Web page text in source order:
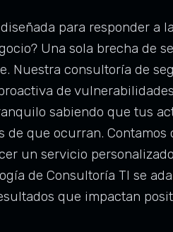
para responder a
Una sola brecha de
Nuestra consultoría de
de
sabiendo que tus
que ocurran. Contamos
un servicio
de Consultoría TI se
que impactan